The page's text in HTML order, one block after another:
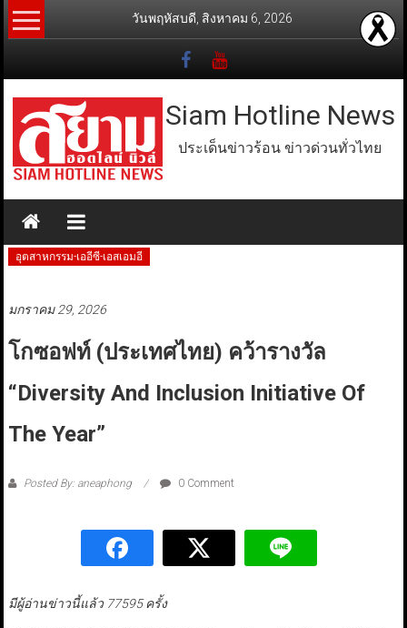
Skip
to
วันพฤหัสบดี, สิงหาคม 6, 2026
Siam Hotline News
ประเด็นข่าวร้อน ข่าวด่วนทั่วไทย
อุตสาหกรรม-เออีซี-เอสเอมอี
มกราคม 29, 2026
โกซอฟท์ (ประเทศไทย) คว้ารางวัล
“Diversity And Inclusion Initiative Of
The Year”
Posted By: aneaphong 0 Comment
มีผู้อ่านข่าวนี้แล้ว 77595 ครั้ง